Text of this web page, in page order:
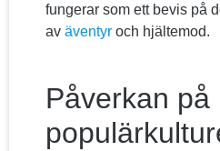
fungerar som ett bevis på
av äventyr och hjältemod.
Påverkan på